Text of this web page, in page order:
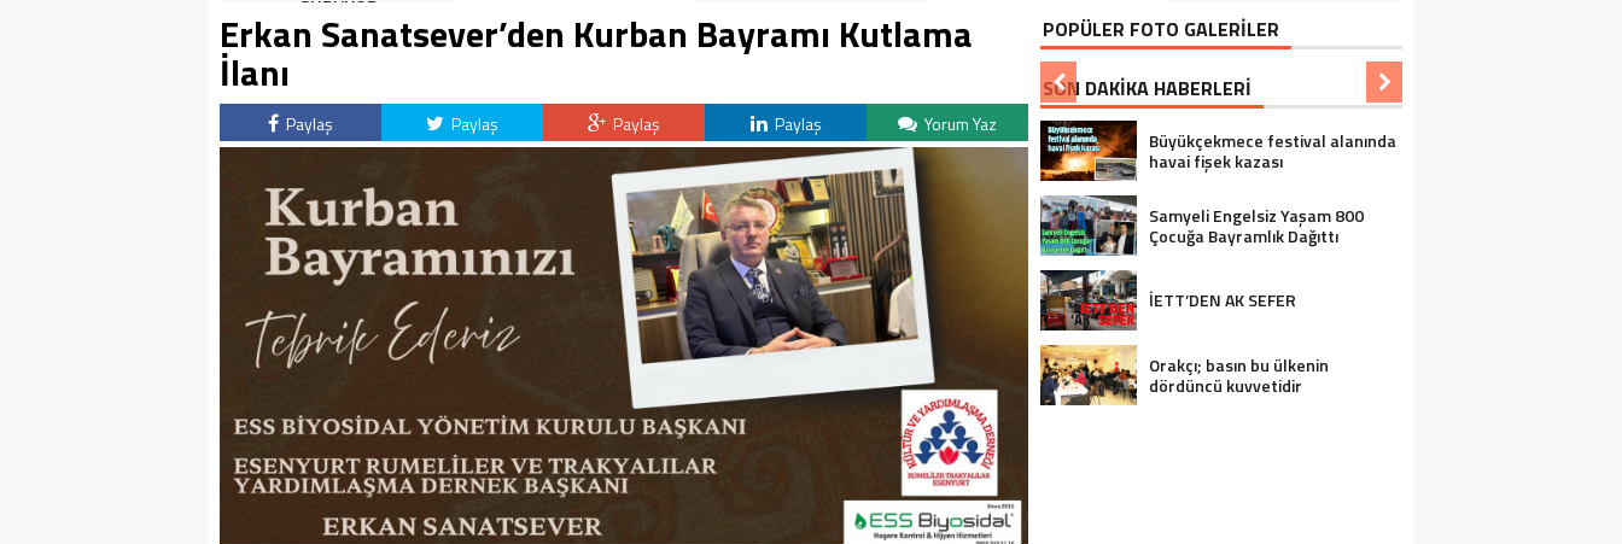
SÜRÜYOR
Erkan Sanatsever’den Kurban Bayramı Kutlama
İlanı
Paylaş Paylaş Paylaş Paylaş Yorum Yaz
POPÜLER FOTO GALERİLER
SON DAKİKA HABERLERİ
Büyükçekmece festival alanında
havai fişek kazası
Samyeli Engelsiz Yaşam 800
Çocuğa Bayramlık Dağıttı
İETT’DEN AK SEFER
Orakçı; basın bu ülkenin
dördüncü kuvvetidir